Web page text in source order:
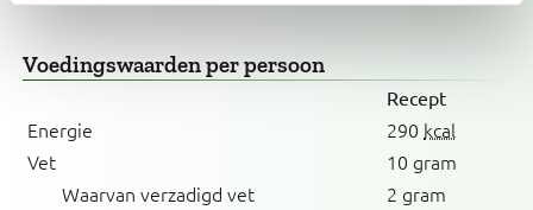
Voedingswaardenper persoon
Recept
Energie 290 kcal
Vet
10 gram
Waarvan verzadigd vet
2 gram